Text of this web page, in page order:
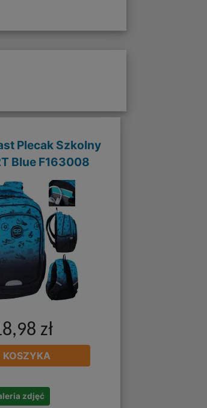
Plecak Szkolny
Blue F163008
zł
KOSZYKA
zdjęć